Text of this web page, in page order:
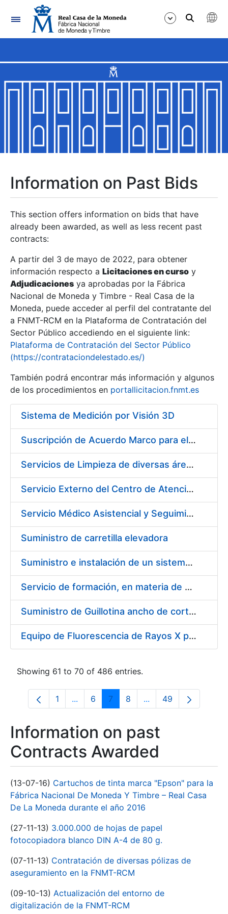
Navigation
Show/Hide
Show/Hide
Show/Hide
Show/Hide
Show/Hide
Show/Hide
Information on Past Bids
This section offers information on bids that have
already been awarded, as well as less recent past
contracts:
A partir del 3 de mayo de 2022, para obtener
información respecto a Licitaciones en curso y
Adjudicaciones ya aprobadas por la Fábrica
Nacional de Moneda y Timbre - Real Casa de la
Moneda, puede acceder al perfil del contratante del
a FNMT-RCM en la Plataforma de Contratación del
Sector Público accediendo en el siguiente link:
Plataforma de Contratación del Sector Público
(https://contrataciondelestado.es/)
También podrá encontrar más información y algunos
de los procedimientos en portallicitacion.fnmt.es
Sistema de Medición por Visión 3D
Suscripción de Acuerdo Marco para el Suministro de Material de Herramienta y Materiales Específicos para Mecanizados
Servicios de Limpieza de diversas áreas y edificios de la Fábrica, Servicio de Acarreo de mobiliario y enseres y Mantenimiento de las Zonas Ajardinadas para la Fábrica de Papel de Burgos de la Fábrica Nacional de Moneda y Timbre – Real Casa de la Moneda
Servicio Externo del Centro de Atención Telefónica (CAT) de la Fábrica Nacional de Moneda y Timbre-Real Casa de la Moneda (Ceres, DNI Electrónico, Revocación/Suspensión/Cancelación de la Suspensión, Devolución, SNE y Trazabilidad del Tabaco)
Servicio Médico Asistencial y Seguimiento del Absentismo Laboral para la Fábrica Nacional de Moneda y Timbre – Real Casa de la Moneda en Burgos
Suministro de carretilla elevadora
Suministro e instalación de un sistema continuo de monitorización de las emisiones de la caldera en la fábrica de papel Burgos, FNMT-RCM
Servicio de formación, en materia de prevención de riesgos laborales, de cursos de operador de carretillas de manutención, puente grúa, polipastos y plataformas móviles de personal (pemp), en sus sedes de Madrid y Burgos.
Suministro de Guillotina ancho de corte 92 cm
Equipo de Fluorescencia de Rayos X por Dispersión de Energías (EDXRF)
Showing 61 to 70 of 486 entries.
Page
1 ...Intermediate Pages Use TAB to
Page
6 Page
7 Page
8 ...Intermediate Pages
Page
49
Information on past
Contracts Awarded
(13-07-16) Cartuchos de tinta marca "Epson" para la
Fábrica Nacional De Moneda Y Timbre – Real Casa
De La Moneda durante el año 2016
(27-11-13) 3.000.000 de hojas de papel
fotocopiadora blanco DIN A-4 de 80 g.
(07-11-13) Contratación de diversas pólizas de
aseguramiento en la FNMT-RCM
(09-10-13) Actualización del entorno de
digitalización de la FNMT-RCM